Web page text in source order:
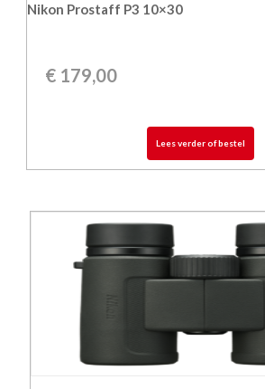
Nikon Prostaff P3 10×30
€ 179,00
Lees verder of bestel